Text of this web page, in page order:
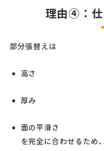
理由④：
部分張替えは
高さ
厚み
面の平滑さ
を完全に合わせるため